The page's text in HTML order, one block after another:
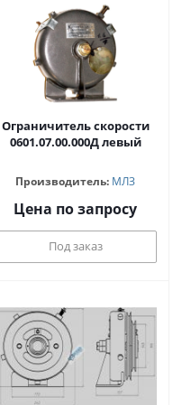
Ограничитель скорости
0601.07.00.000Д левый
Производитель: МЛЗ
Цена по запросу
Под заказ